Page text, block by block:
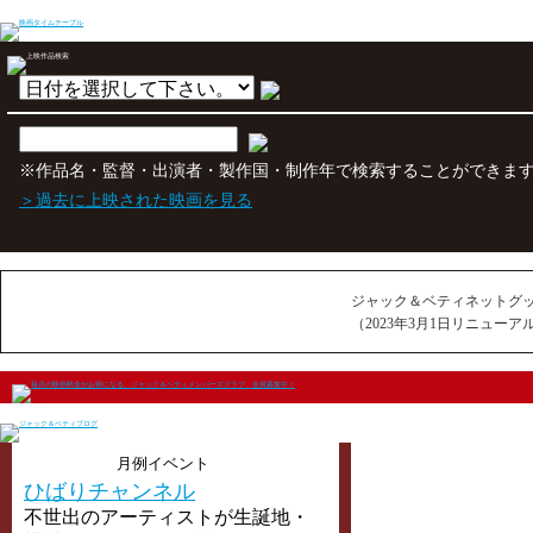
※作品名・監督・出演者・製作国・制作年で検索することができます
＞過去に上映された映画を見る
ジャック＆ベティネットグ
（2023年3月1日リニューアル
月例イベント
ひばりチャンネル
不世出のアーティストが生誕地・